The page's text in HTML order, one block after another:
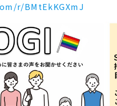
r/BMtEkKGXmJ